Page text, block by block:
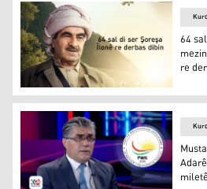
64 sal di ser destpêkirina
64
re